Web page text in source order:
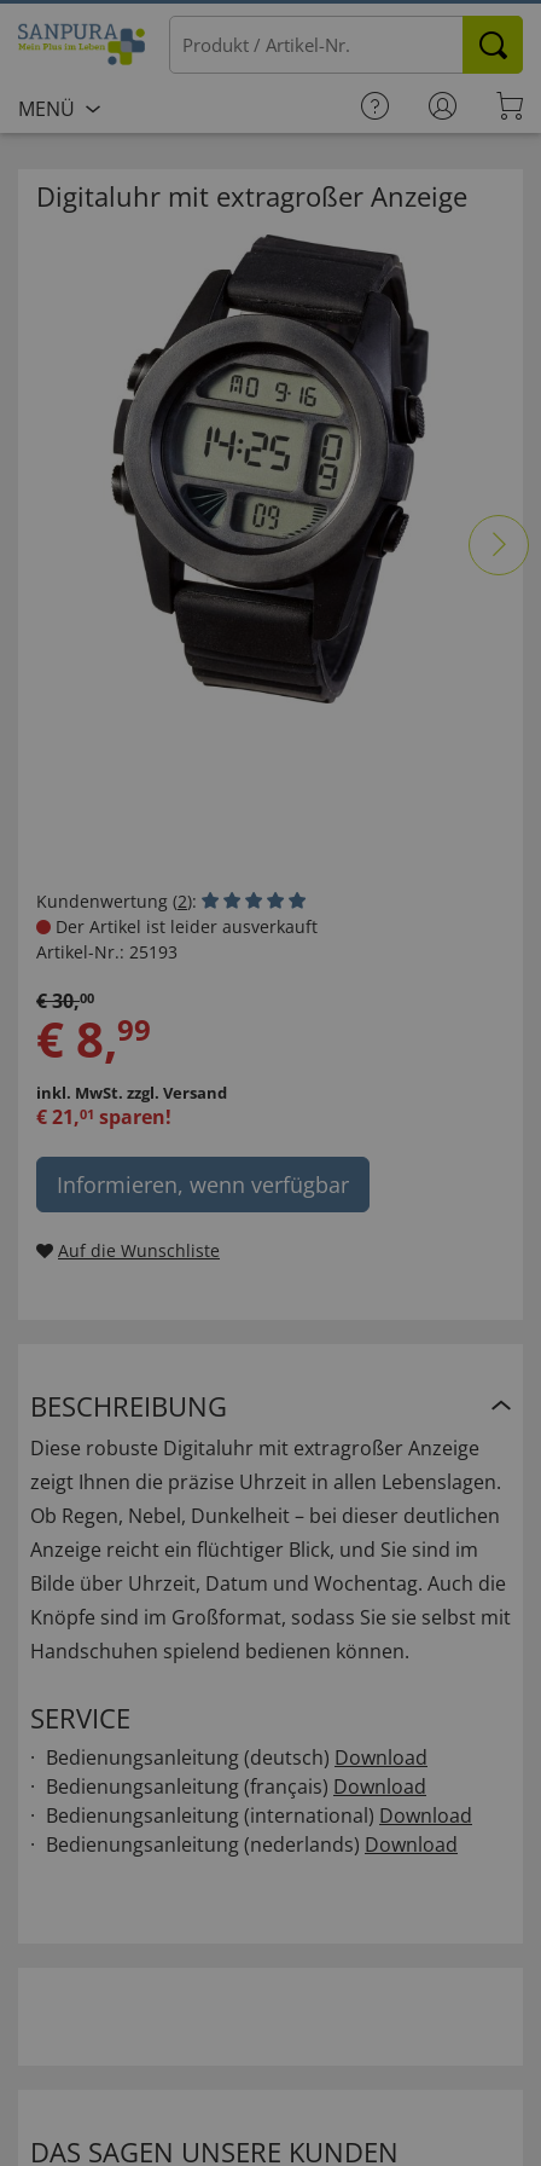
MENÜ
Digitaluhr mit extragroßer Anzeige
Kundenwertung (2):
Der Artikel ist leider ausverkauft
Artikel-Nr.: 25193
€30,00
€ 8,99
inkl. MwSt. zzgl. Versand
€21,01 sparen!
Informieren, wenn verfügbar
Auf die Wunschliste
BESCHREIBUNG
Diese robuste Digitaluhr mit extragroßer Anzeige
zeigt Ihnen die präzise Uhrzeit in allen Lebenslagen.
Ob Regen, Nebel, Dunkelheit – bei dieser deutlichen
Anzeige reicht ein flüchtiger Blick, und Sie sind im
Bilde über Uhrzeit, Datum und Wochentag. Auch die
Knöpfe sind im Großformat, sodass Sie sie selbst mit
Handschuhen spielend bedienen können.
SERVICE
Bedienungsanleitung (deutsch) Download
Bedienungsanleitung (français) Download
Bedienungsanleitung (international) Download
Bedienungsanleitung (nederlands) Download
DAS SAGEN UNSERE KUNDEN